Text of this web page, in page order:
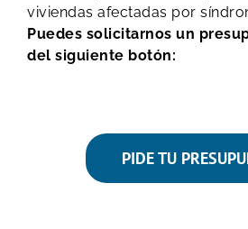
viviendas afectadas por
Puedes solicitarnos un
del siguiente botón:
PIDE TU